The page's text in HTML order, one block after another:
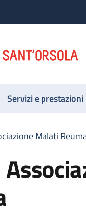
Servizi e prestazioni
Malati